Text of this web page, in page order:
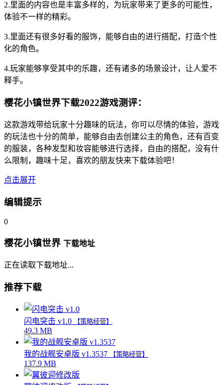
2.里面的内容也是丰富多样的，为玩家带来了更多的可能性，
体验不一样的精彩。
3.里面还有很多好看的服饰，能够自由的进行搭配，打造个性
化的角色。
4.玩家能够享受其中的乐趣，还有诸多的场景设计，让人爱不
释手。
樱花小镇世界下载2022游戏测评：
这款游戏带给玩家十分趣味的玩法，你可以尽情的体验，游戏
的玩法也十分的简单，能够自由去创建公主的角色，还有百变
的服装，各种发型和妆容能够进行选择，自由的搭配，没有什
么限制，趣味十足，喜欢的朋友快来下载体验吧！
点击展开
编辑提示
0
樱花小镇世界 下载地址
正在读取下载地址...
推荐下载
闪电突击 v1.0 【策略经营】
49.3 MB
我的战舰安卓版 v1.3537 【策略经营】
137.9 MB